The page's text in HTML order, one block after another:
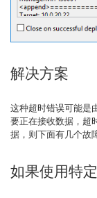
解决方案
这种超时错误可能是
要正在接收数据，超
据，则下面有几个故
如果使用特定